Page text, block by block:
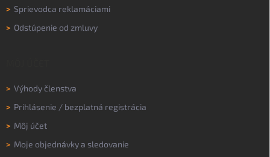
> Sprievodca reklamáciami
> Odstúpenie od zmluvy
> Výhody členstva
> Prihlásenie / bezplatná registrácia
> Môj účet
> Moje objednávky a sledovanie